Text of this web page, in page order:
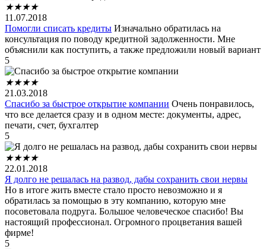
★★★★
11.07.2018
Помогли списать кредиты Изначально обратилась на
консультация по поводу кредитной задолженности. Мне
объяснили как поступить, а также предложили новый вариант
5
★★★★
21.03.2018
Спасибо за быстрое открытие компании Очень понравилось,
что все делается сразу и в одном месте: документы, адрес,
печати, счет, бухгалтер
5
★★★★
22.01.2018
Я долго не решалась на развод, дабы сохранить свои нервы
Но в итоге жить вместе стало просто невозможно и я
обратилась за помощью в эту компанию, которую мне
посоветовала подруга. Большое человеческое спасибо! Вы
настоящий профессионал. Огромного процветания вашей
фирме!
5